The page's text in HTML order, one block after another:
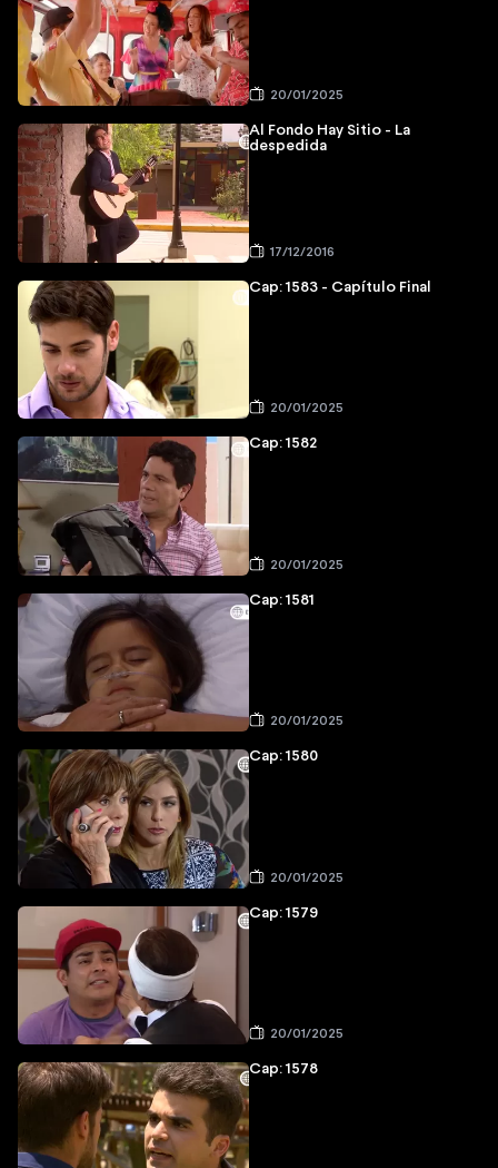
20/01/2025
Al Fondo Hay Sitio - La
despedida
17/12/2016
Cap: 1583 - Capítulo Final
20/01/2025
Cap: 1582
20/01/2025
Cap: 1581
20/01/2025
Cap: 1580
20/01/2025
Cap: 1579
20/01/2025
Cap: 1578